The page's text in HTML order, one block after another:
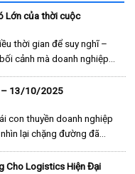
Lớn của thời cuộc
thời gian để suy nghĩ –
cảnh mà doanh nghiệp
– 13/10/2025
con thuyền doanh nghiệp
lại chặng đường đã
nhỏ, một [...]
Cho Logistics Hiện Đại